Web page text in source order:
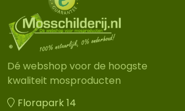
Dé webshop voor de hoogste
kwaliteit mosproducten
Florapark 14